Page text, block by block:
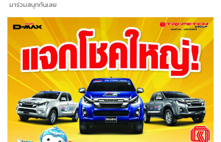
มาร่วมสนุกกันเลย